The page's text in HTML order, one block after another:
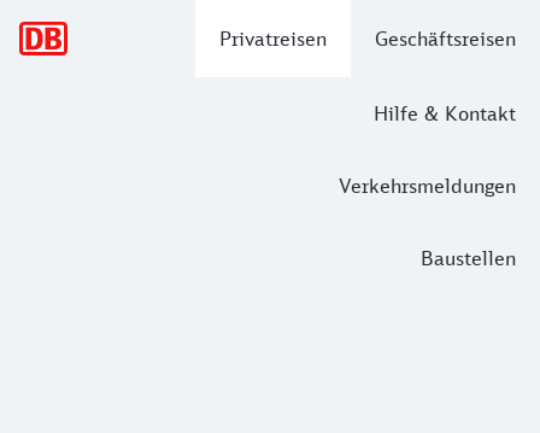
Privatreisen Geschäftsreisen
Hilfe & Kontakt
Verkehrsmeldungen
Baustellen